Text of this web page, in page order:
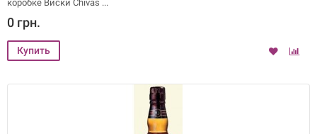
коробке Виски Chivas
0 грн.